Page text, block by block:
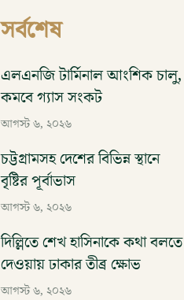
সর্বশেষ
এলএনজি টার্মিনাল আংশিক চালু,
কমবে গ্যাস সংকট
আগস্ট ৬, ২০২৬
চট্টগ্রামসহ দেশের বিভিন্ন স্থানে
বৃষ্টির পূর্বাভাস
আগস্ট ৬, ২০২৬
দিল্লিতে শেখ হাসিনাকে কথা বলতে
দেওয়ায় ঢাকার তীব্র ক্ষোভ
আগস্ট ৬, ২০২৬